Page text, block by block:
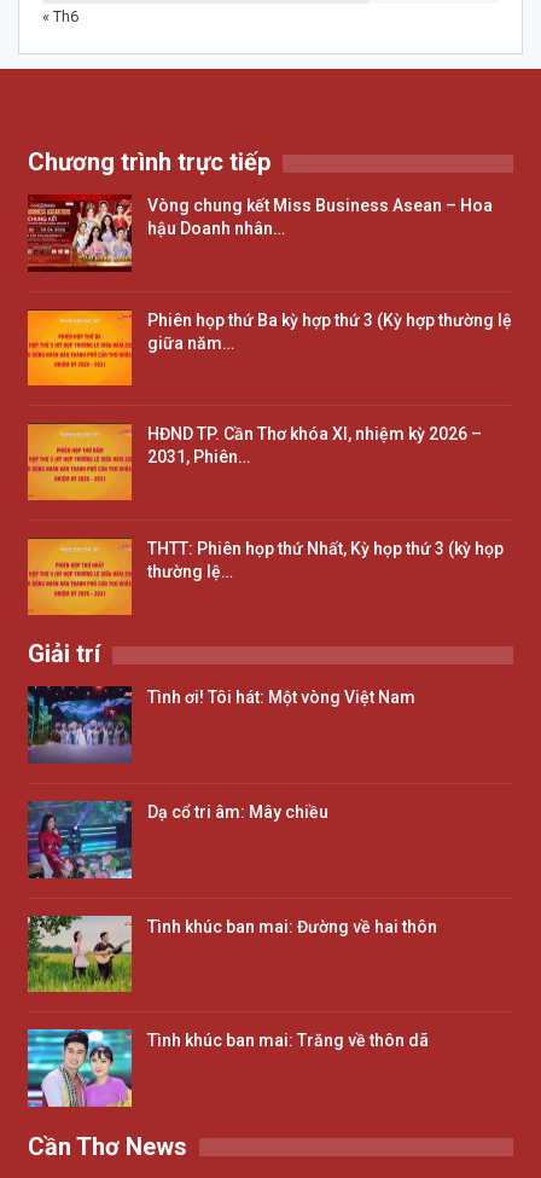
« Th6
Chương trình trực tiếp
Vòng chung kết Miss Business Asean – Hoa
hậu Doanh nhân…
Phiên họp thứ Ba kỳ hợp thứ 3 (Kỳ hợp thường lệ
giữa năm…
HĐND TP. Cần Thơ khóa XI, nhiệm kỳ 2026 –
2031, Phiên…
THTT: Phiên họp thứ Nhất, Kỳ họp thứ 3 (kỳ họp
thường lệ…
Giải trí
Tình ơi! Tôi hát: Một vòng Việt Nam
Dạ cổ tri âm: Mây chiều
Tình khúc ban mai: Đường về hai thôn
Tình khúc ban mai: Trăng về thôn dã
Cần Thơ News